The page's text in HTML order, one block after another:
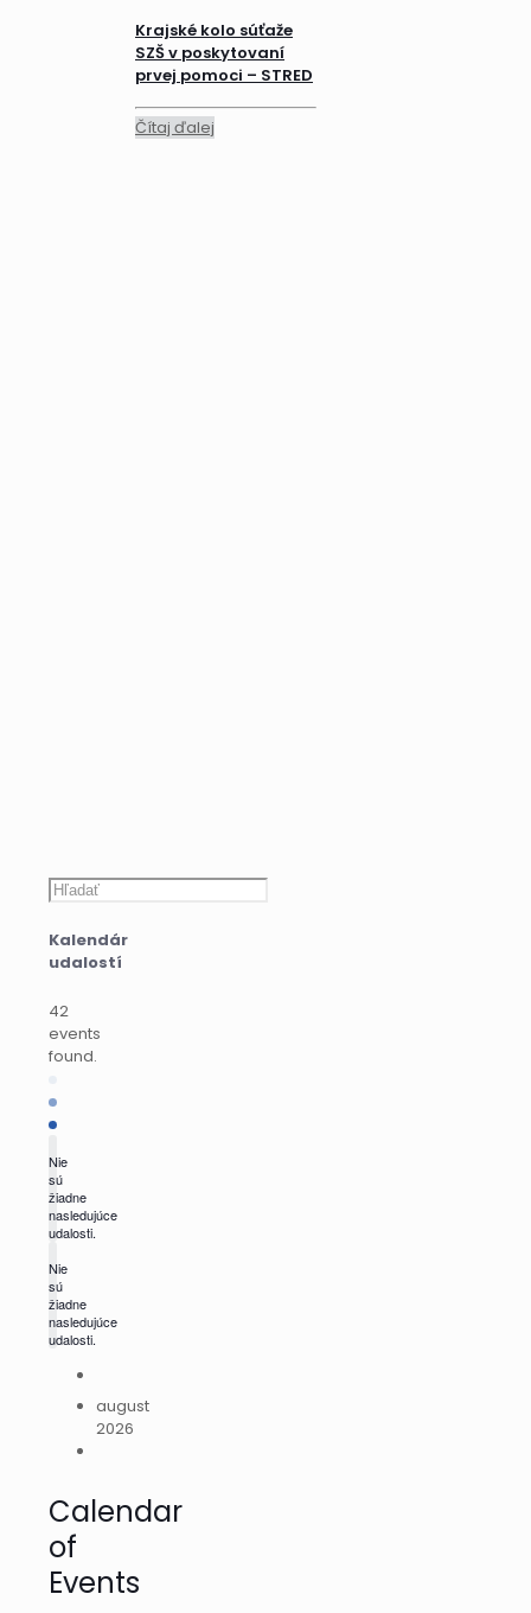
Krajské kolo súťaže
SZŠ v poskytovaní
prvej pomoci – STRED
Čítaj ďalej
Hľadať
Kalendár
udalostí
42
events
found.
Nie
sú
žiadne
nasledujúce
udalosti.
Nie
sú
žiadne
nasledujúce
udalosti.
august
2026
Calendar
of
Events